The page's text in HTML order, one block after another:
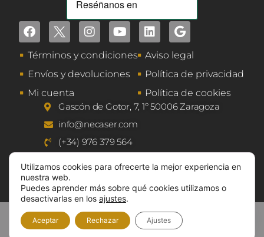
Gascón de Gotor, 7, 1º 50006 Zaragoza
info@necaser.com
(+34) 976 379 564
Aviso legal
Política de privacidad
Política de cookies
Términos y condiciones
Envíos y devoluciones
Mi cuenta
©2026 Gestión Comercial Necaser, S.L.
Designed bymsalaskreación web
Utilizamos cookies para ofrecerte la mejor experiencia en
nuestra web.
Puedes aprender más sobre qué cookies utilizamos o
desactivarlas en los ajustes.
Aceptar Rechazar Ajustes